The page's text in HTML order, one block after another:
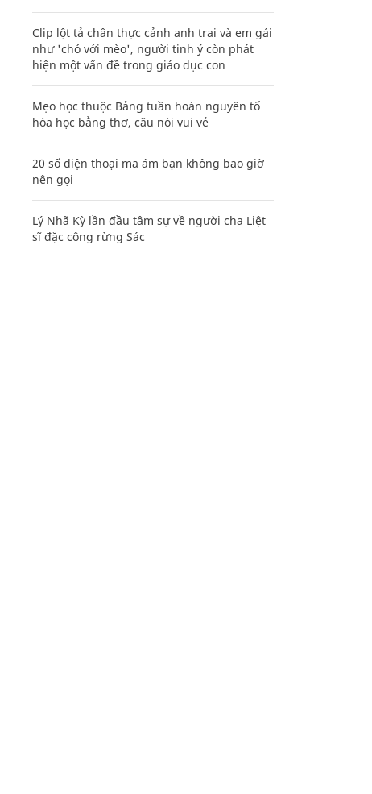
Clip lột tả chân thực cảnh anh trai và em gái
như 'chó với mèo', người tinh ý còn phát
hiện một vấn đề trong giáo dục con
Mẹo học thuộc Bảng tuần hoàn nguyên tố
hóa học bằng thơ, câu nói vui vẻ
20 số điện thoại ma ám bạn không bao giờ
nên gọi
Lý Nhã Kỳ lần đầu tâm sự về người cha Liệt
sĩ đặc công rừng Sác